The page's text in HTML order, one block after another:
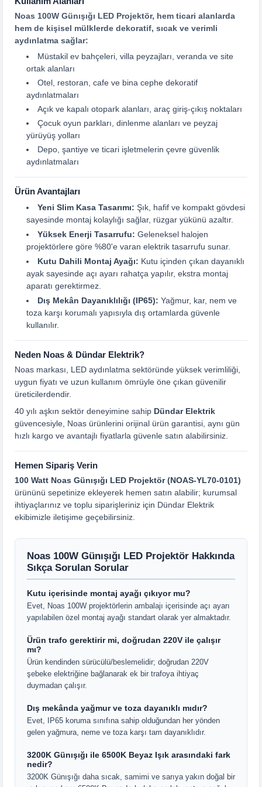
Noas 100W Günışığı LED Projektör, hem ticari alanlarda
hem de kişisel mülklerde dekoratif, sıcak ve verimli
aydınlatma sağlar:
Müstakil ev bahçeleri, villa peyzajları, veranda ve site
ortak alanları
Otel, restoran, cafe ve bina cephe dekoratif
aydınlatmaları
Açık ve kapalı otopark alanları, araç giriş-çıkış noktaları
Çocuk oyun parkları, dinlenme alanları ve peyzaj
yürüyüş yolları
Depo, şantiye ve ticari işletmelerin çevre güvenlik
aydınlatmaları
Ürün Avantajları
Yeni Slim Kasa Tasarımı: Şık, hafif ve kompakt gövdesi
sayesinde montaj kolaylığı sağlar, rüzgar yükünü azaltır.
Yüksek Enerji Tasarrufu: Geleneksel halojen
projektörlere göre %80'e varan elektrik tasarrufu sunar.
Kutu Dahili Montaj Ayağı: Kutu içinden çıkan dayanıklı
ayak sayesinde açı ayarı rahatça yapılır, ekstra montaj
aparatı gerektirmez.
Dış Mekân Dayanıklılığı (IP65): Yağmur, kar, nem ve
toza karşı korumalı yapısıyla dış ortamlarda güvenle
kullanılır.
Neden Noas & Dündar Elektrik?
Noas markası, LED aydınlatma sektöründe yüksek verimliliği,
uygun fiyatı ve uzun kullanım ömrüyle öne çıkan güvenilir
üreticilerdendir.
40 yılı aşkın sektör deneyimine sahip Dündar Elektrik
güvencesiyle, Noas ürünlerini orijinal ürün garantisi, aynı gün
hızlı kargo ve avantajlı fiyatlarla güvenle satın alabilirsiniz.
Hemen Sipariş Verin
100 Watt Noas Günışığı LED Projektör (NOAS-YL70-0101)
ürününü sepetinize ekleyerek hemen satın alabilir; kurumsal
ihtiyaçlarınız ve toplu siparişleriniz için Dündar Elektrik
ekibimizle iletişime geçebilirsiniz.
Noas 100W Günışığı LED Projektör Hakkında
Sıkça Sorulan Sorular
Kutu içerisinde montaj ayağı çıkıyor mu?
Evet, Noas 100W projektörlerin ambalajı içerisinde açı ayarı
yapılabilen özel montaj ayağı standart olarak yer almaktadır.
Ürün trafo gerektirir mi, doğrudan 220V ile çalışır
mı?
Ürün kendinden sürücülü/beslemelidir; doğrudan 220V
şebeke elektriğine bağlanarak ek bir trafoya ihtiyaç
duymadan çalışır.
Dış mekânda yağmur ve toza dayanıklı mıdır?
Evet, IP65 koruma sınıfına sahip olduğundan her yönden
gelen yağmura, neme ve toza karşı tam dayanıklıdır.
3200K Günışığı ile 6500K Beyaz Işık arasındaki fark
nedir?
3200K Günışığı daha sıcak, samimi ve sarıya yakın doğal bir